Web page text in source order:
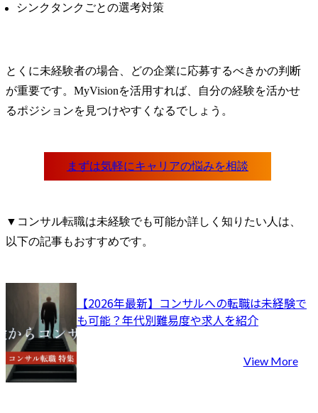
シンクタンクごとの選考対策
とくに未経験者の場合、どの企業に応募するべきかの判断
が重要です。MyVisionを活用すれば、自分の経験を活かせ
るポジションを見つけやすくなるでしょう。
▼コンサル転職は未経験でも可能か詳しく知りたい人は、
以下の記事もおすすめです。
【2026年最新】コンサルへの転職は未経験で
も可能？年代別難易度や求人を紹介
View More